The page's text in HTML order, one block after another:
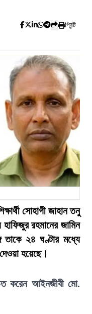
প্রিন্ট
সোহাগী জাহান তনু
রহমানের জামিন
২৪ ঘণ্টার মধ্যে
হয়েছে।
করেন আইনজীবী মো.